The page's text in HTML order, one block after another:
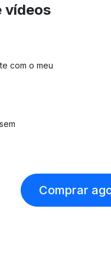
vídeos
com o meu
Comprar